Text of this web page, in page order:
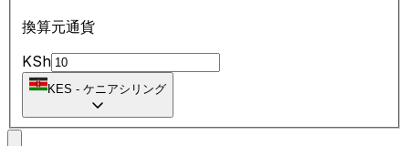
換算元通貨
KSh
KES - ケニアシリング